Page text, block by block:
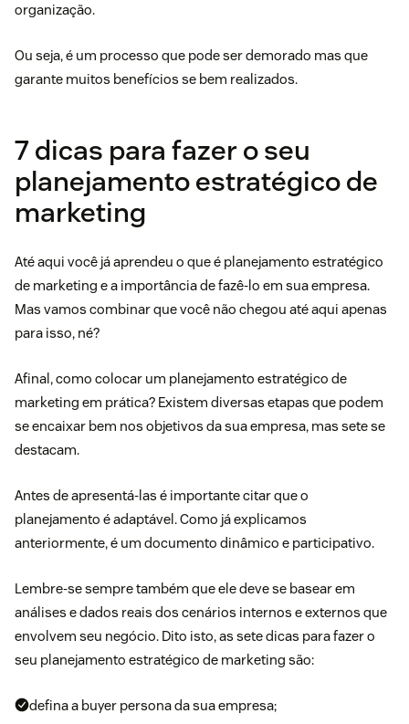
organização.
Ou seja, é um processo que pode ser demorado mas que
garante muitos benefícios se bem realizados.
7 dicas para fazer o seu
planejamento estratégico de
marketing
Até aqui você já aprendeu o que é planejamento estratégico
de marketing e a importância de fazê-lo em sua empresa.
Mas vamos combinar que você não chegou até aqui apenas
para isso, né?
Afinal, como colocar um planejamento estratégico de
marketing em prática? Existem diversas etapas que podem
se encaixar bem nos objetivos da sua empresa, mas sete se
destacam.
Antes de apresentá-las é importante citar que o
planejamento é adaptável. Como já explicamos
anteriormente, é um documento dinâmico e participativo.
Lembre-se sempre também que ele deve se basear em
análises e dados reais dos cenários internos e externos que
envolvem seu negócio. Dito isto, as sete dicas para fazer o
seu planejamento estratégico de marketing são:
defina a buyer persona da sua empresa;